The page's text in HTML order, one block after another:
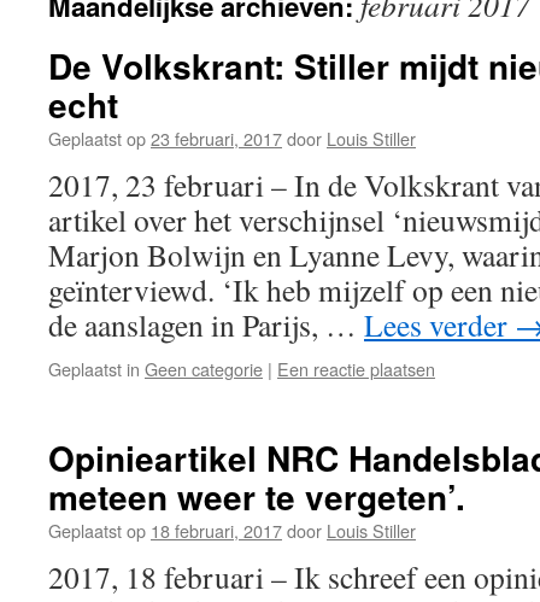
De Volkskrant: Stiller mijdt
echt
Geplaatst op23 februari, 2017door Louis Stiller
2017, 23 februari – In de Volkskrant
artikel over het verschijnsel
Marjon Bolwijn en Lyanne Levy,
geïnterviewd. ‘Ik heb mijzelf op een
de aanslagen in Parijs, … Lees verder
Geplaatst in Geen categorie | Een reactie plaatsen
Opinieartikel NRC
meteen weer te vergeten’.
Geplaatst op 18 februari, 2017door Louis Stiller
2017, 18 februari – Ik schreef een